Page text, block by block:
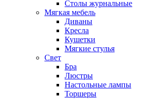
Столы журнальные
Мягкая мебель
Диваны
Кресла
Кушетки
Мягкие стулья
Свет
Бра
Люстры
Настольные лампы
Торшеры